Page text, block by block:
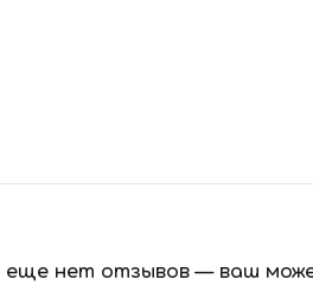
еще нет отзывов — ваш